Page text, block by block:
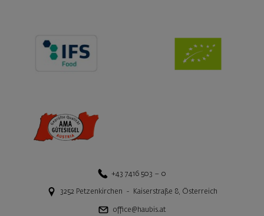
+43 7416 503 – 0
3252 Petzenkirchen - Kaiserstraße 8, Österreich
office@haubis.at